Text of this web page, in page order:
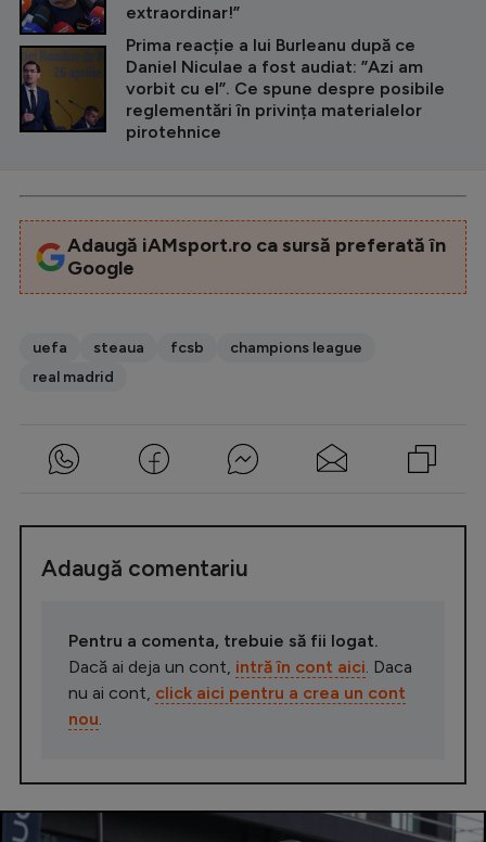
extraordinar!”
Prima reacție a lui Burleanu după ce
Daniel Niculae a fost audiat: ”Azi am
vorbit cu el”. Ce spune despre posibile
reglementări în privința materialelor
pirotehnice
Adaugă iAMsport.ro ca sursă preferată în
Google
uefa steaua fcsb
champions league
real madrid
Adaugă comentariu
Pentru a comenta, trebuie să fii logat.
Dacă ai deja un cont, intră în cont aici . Daca
nu ai cont, click aici pentru a crea un cont
nou